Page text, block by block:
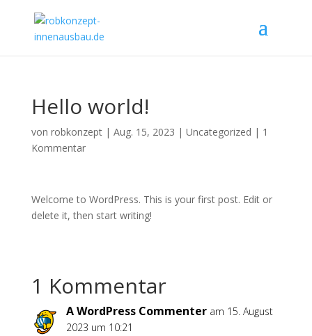
Hello world!
von robkonzept| Aug. 15, 2023 | Uncategorized | 1
Kommentar
Welcome to WordPress. This is your first post. Edit or
delete it, then start writing!
1 Kommentar
A WordPress Commenter am 15. August
2023 um 10:21